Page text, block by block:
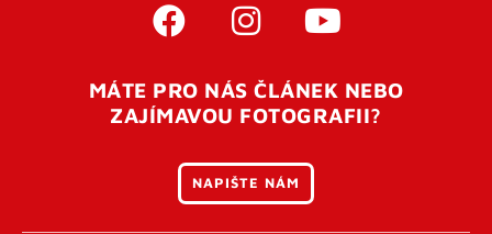
MÁTE PRO NÁS ČLÁNEK NEBO
ZAJÍMAVOU FOTOGRAFII?
NAPIŠTE NÁM